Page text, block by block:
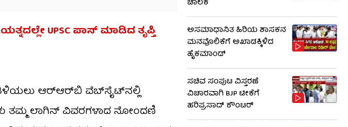
UPSC ಪಾಸ್ ಮಾಡಿದ ತೃಪ್ತಿ
ತಿಳಿಯಲು ಆರ್‌ಆರ್‌ಬಿ ವೆಬ್‌ಸೈಟ್‌ನಲ್ಲಿ
ತಮ್ಮ ಲಾಗಿನ್ ವಿವರಗಳಾದ ನೋಂದಣಿ
ಚಾಲಕ
ಅಸಮಾಧಾನಿತ ಹಿರಿಯ ಶಾಸಕನ
ಮನವೊಲಿಕೆಗೆ ಅಖಾಡಕ್ಕಿಳಿದ
ಹೈಕಮಾಂಡ್
ಸಚಿವ ಸಂಪುಟ ವಿಸ್ತರಣೆ
ವಿಚಾರವಾಗಿ BJP ಟೀಕೆಗೆ
ಹರಿಪ್ರಸಾದ್ ಕೌಂಟರ್​​